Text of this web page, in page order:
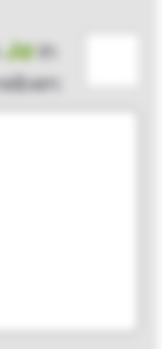
Jain